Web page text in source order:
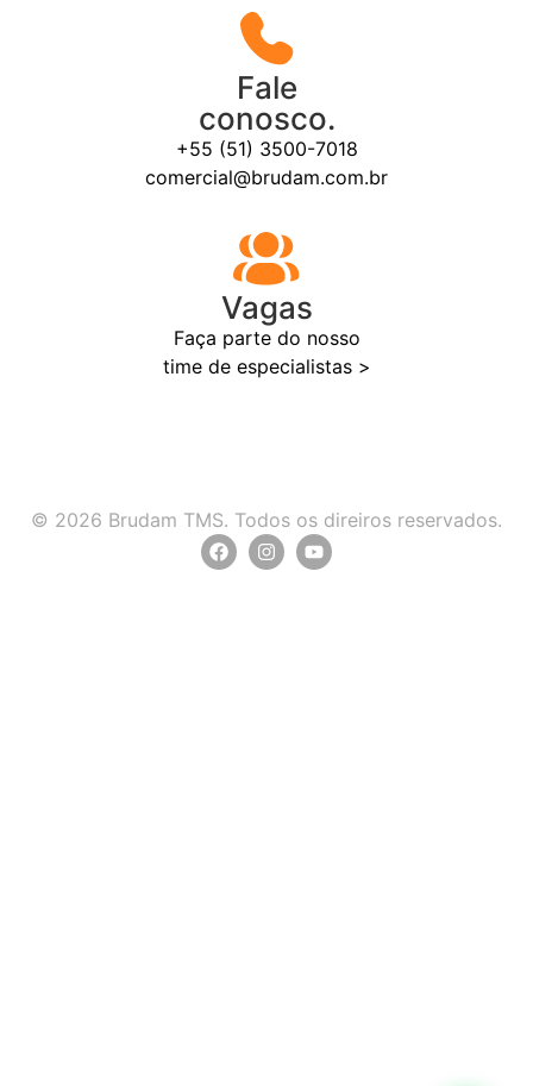
Fale
conosco.
+55 (51) 3500-7018
comercial@brudam.com.br
Vagas
Faça parte do nosso
time de especialistas >
© 2026 Brudam TMS. Todos os direiros reservados.